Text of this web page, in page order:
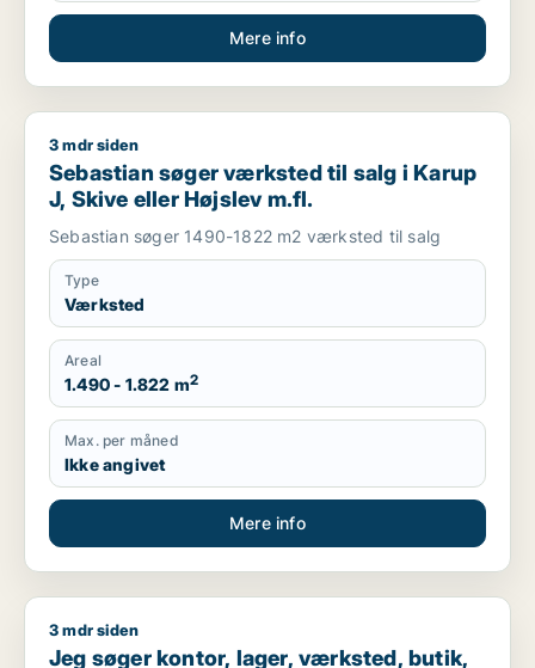
Mere info
Sebastian søger værksted til salg i Karup J, Skive eller
3 mdr siden
Sebastian søger værksted til salg i Karup
J, Skive eller Højslev m.fl.
Sebastian søger 1490-1822 m2 værksted til salg
Type
Værksted
Areal
1.490 - 1.822 m2
Max. per måned
Ikke angivet
Mere info
Jeg søger kontor, lager, værksted, butik, klinik,
3 mdr siden
Jeg søger kontor, lager, værksted, butik,